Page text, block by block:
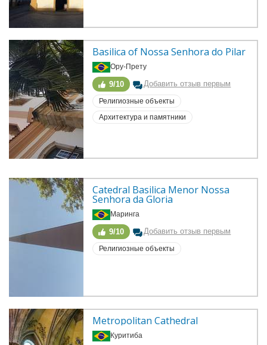
Basilica of Nossa Senhora do Pilar
Ору-Прету
9/10 Добавить отзыв первым
Религиозные объекты
Архитектура и памятники
Catedral Basilica Menor Nossa
Senhora da Gloria
Маринга
9/10 Добавить отзыв первым
Религиозные объекты
Metropolitan Cathedral
Куритиба